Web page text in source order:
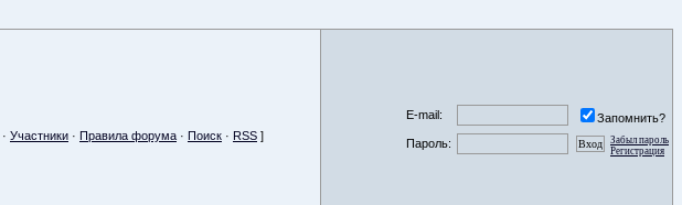
· Участники · Правила форума · Поиск · RSS ]
E-mail:
Запомнить?
Пароль:
Забыл пароль
Регистрация